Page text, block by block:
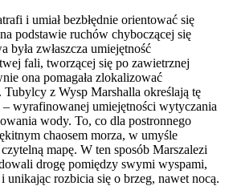
i umiał bezbłędnie orientować się
podstawie ruchów chyboczącej się
była zwłaszcza umiejętność
fali, tworzącej się po zawietrznej
ona pomagała zlokalizować
z Wysp Marshalla określają tę
– wyrafinowanej umiejętności wytyczania
wody. To, co dla postronnego
chaosem morza, w umyśle
mapę. W ten sposób Marszalezi
drogę pomiędzy swymi wyspami,
unikając rozbicia się o brzeg, nawet nocą.